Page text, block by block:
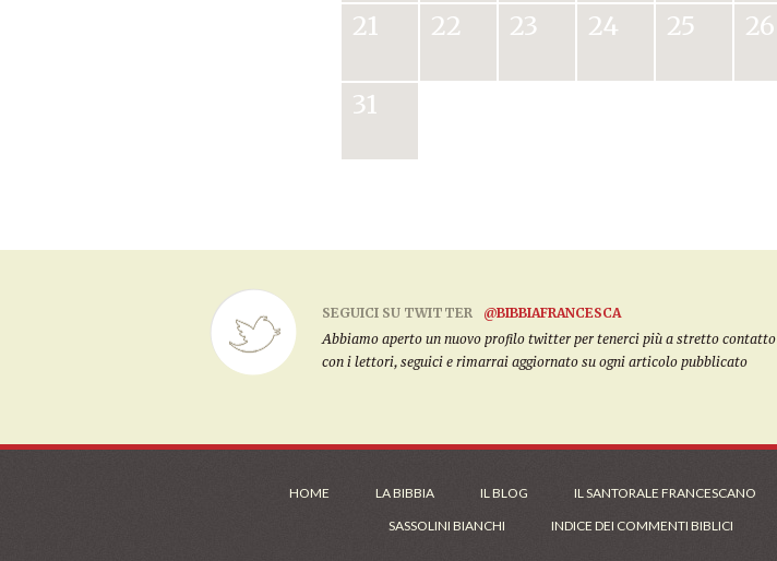
21 22 23 24 25 26
31
SEGUICI SU TWITTER
@BIBBIAFRANCESCA
Abbiamo aperto un nuovo profilo twitter per tenerci più a stretto contatto
con i lettori, seguici e rimarrai aggiornato su ogni articolo pubblicato
HOME LA BIBBIA IL BLOG IL SANTORALE FRANCESCANO
SASSOLINI BIANCHI
INDICE DEI COMMENTI BIBLICI